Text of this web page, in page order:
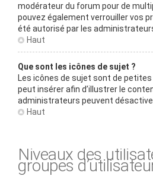
modérateur du forum pour de
pouvez également verrouiller vos
été autorisé par les
Haut
Que sont les icônes de sujet ?
Les icônes de sujet sont de petites
peut insérer afin d’illustrer le
administrateurs peuvent
Haut
Niveaux des
groupes